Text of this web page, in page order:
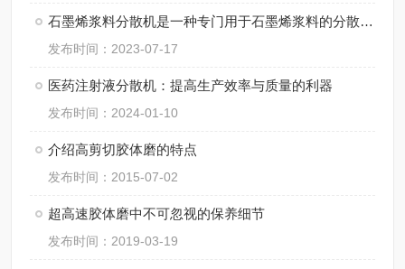
石墨烯浆料分散机是一种专门用于石墨烯浆料的分散和均匀化处理的设备
发布时间：2023-07-17
医药注射液分散机：提高生产效率与质量的利器
发布时间：2024-01-10
介绍高剪切胶体磨的特点
发布时间：2015-07-02
超高速胶体磨中不可忽视的保养细节
发布时间：2019-03-19